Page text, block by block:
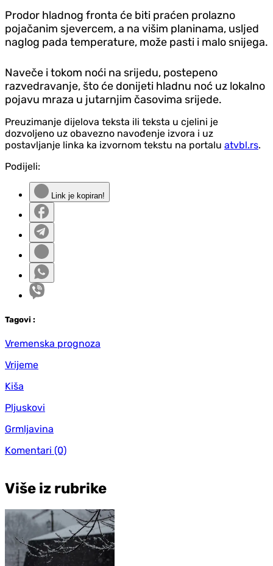
Prodor hladnog fronta će biti praćen prolazno
pojačanim sjevercem, a na višim planinama, usljed
naglog pada temperature, može pasti i malo snijega.
Naveče i tokom noći na srijedu, postepeno
razvedravanje, što će donijeti hladnu noć uz lokalno
pojavu mraza u jutarnjim časovima srijede.
Preuzimanje dijelova teksta ili teksta u cjelini je
dozvoljeno uz obavezno navođenje izvora i uz
postavljanje linka ka izvornom tekstu na portalu atvbl.rs.
Podijeli:
Link je kopiran!
Tagovi :
Vremenska prognoza
Vrijeme
Kiša
Pljuskovi
Grmljavina
Komentari (0)
Više iz rubrike